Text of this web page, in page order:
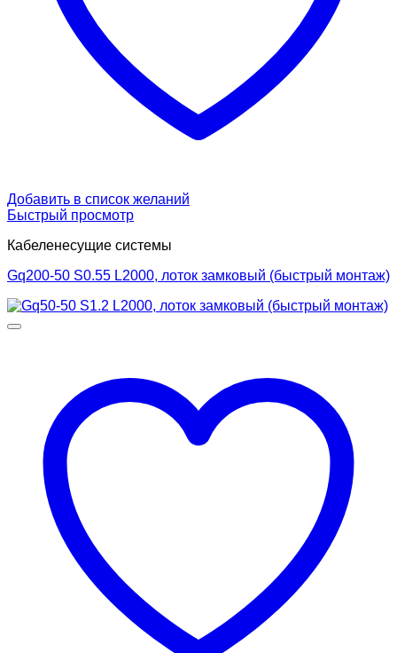
Добавить в список желаний
Быстрый просмотр
Кабеленесущие системы
Gq200-50 S0.55 L2000, лоток замковый (быстрый монтаж)